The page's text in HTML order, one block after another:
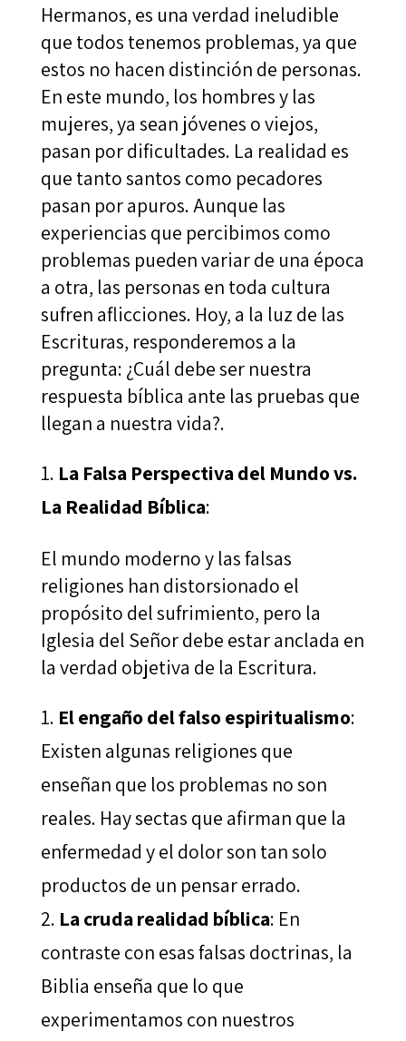
Hermanos, es una verdad ineludible
que todos tenemos problemas, ya que
estos no hacen distinción de personas.
En este mundo, los hombres y las
mujeres, ya sean jóvenes o viejos,
pasan por dificultades. La realidad es
que tanto santos como pecadores
pasan por apuros. Aunque las
experiencias que percibimos como
problemas pueden variar de una época
a otra, las personas en toda cultura
sufren aflicciones. Hoy, a la luz de las
Escrituras, responderemos a la
pregunta: ¿Cuál debe ser nuestra
respuesta bíblica ante las pruebas que
llegan a nuestra vida?.
La Falsa Perspectiva del Mundo vs.
La Realidad Bíblica:
El mundo moderno y las falsas
religiones han distorsionado el
propósito del sufrimiento, pero la
Iglesia del Señor debe estar anclada en
la verdad objetiva de la Escritura.
El engaño del falso espiritualismo:
Existen algunas religiones que
enseñan que los problemas no son
reales. Hay sectas que afirman que la
enfermedad y el dolor son tan solo
productos de un pensar errado.
La cruda realidad bíblica: En
contraste con esas falsas doctrinas, la
Biblia enseña que lo que
experimentamos con nuestros